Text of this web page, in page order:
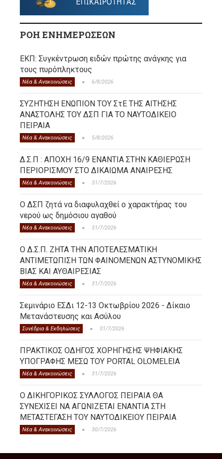
ΡΟΗ ΕΝΗΜΕΡΩΣΕΩΝ
ΕΚΠ: Συγκέντρωση ειδών πρώτης ανάγκης για
τους πυρόπληκτους
Νέα & Ανακοινώσεις 6/8/2026
ΣΥΖΗΤΗΣΗ ΕΝΩΠΙΟΝ ΤΟΥ ΣτΕ ΤΗΣ ΑΙΤΗΣΗΣ
ΑΝΑΣΤΟΛΗΣ ΤΟΥ ΔΣΠ ΓΙΑ ΤΟ ΝΑΥΤΟΔΙΚΕΙΟ
ΠΕΙΡΑΙΑ
Νέα & Ανακοινώσεις 5/8/2026
Δ.Σ.Π : ΑΠΟΧΗ 16/9 ΕΝΑΝΤΙΑ ΣΤΗΝ ΚΑΘΙΕΡΩΣΗ
ΠΕΡΙΟΡΙΣΜΟΥ ΣΤΟ ΔΙΚΑΙΩΜΑ ΑΝΑΙΡΕΣΗΣ
Νέα & Ανακοινώσεις 31/7/2026
Ο ΔΣΠ ζητά να διαφυλαχθεί ο χαρακτήρας του
νερού ως δημόσιου αγαθού
Νέα & Ανακοινώσεις 31/7/2026
Ο Δ.Σ.Π. ΖΗΤΑ ΤΗΝ ΑΠΟΤΕΛΕΣΜΑΤΙΚΗ
ΑΝΤΙΜΕΤΩΠΙΣΗ ΤΩΝ ΦΑΙΝΟΜΕΝΩΝ ΑΣΤΥΝΟΜΙΚΗΣ
ΒΙΑΣ ΚΑΙ ΑΥΘΑΙΡΕΣΙΑΣ
Νέα & Ανακοινώσεις 31/7/2026
Σεμινάριο ΕΣΔι 12-13 Οκτωβρίου 2026 - Δίκαιο
Μετανάστευσης και Ασύλου
Συνέδρια & Εκδηλώσεις 31/7/2026
ΠΡΑΚΤΙΚΟΣ ΟΔΗΓΟΣ ΧΟΡΗΓΗΣΗΣ ΨΗΦΙΑΚΗΣ
ΥΠΟΓΡΑΦΗΣ ΜΕΣΩ ΤΟΥ PORTAL OLOMELEIA
Νέα & Ανακοινώσεις 31/7/2026
Ο ΔΙΚΗΓΟΡΙΚΟΣ ΣΥΛΛΟΓΟΣ ΠΕΙΡΑΙΑ ΘΑ
ΣΥΝΕΧΙΣΕΙ ΝΑ ΑΓΩΝΙΖΕΤΑΙ ΕΝΑΝΤΙΑ ΣΤΗ
ΜΕΤΑΣΤΕΓΑΣΗ ΤΟΥ ΝΑΥΤΟΔΙΚΕΙΟΥ ΠΕΙΡΑΙΑ
Νέα & Ανακοινώσεις 30/7/2026